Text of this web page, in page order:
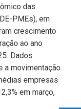
das
PMEs), em
crescimento
ao ano
Dados
a movimentação
empresas
em março,